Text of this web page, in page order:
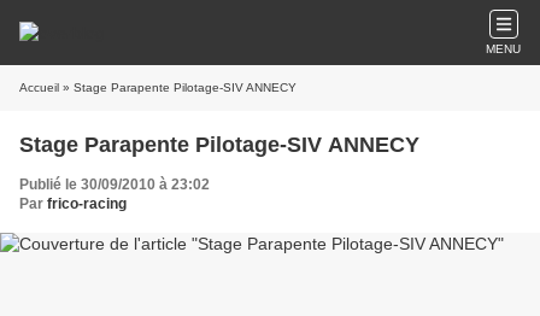
MENU
Accueil » Stage Parapente Pilotage-SIV ANNECY
Stage Parapente Pilotage-SIV ANNECY
Publié le 30/09/2010 à 23:02
Par frico-racing